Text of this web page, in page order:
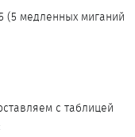
(5 медленных миганий
с таблицей